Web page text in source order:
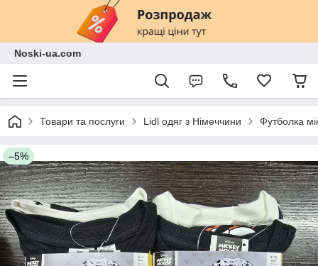
Noski-ua.com
Товари та послуги Lidl одяг з Німеччини Футболка
–5%